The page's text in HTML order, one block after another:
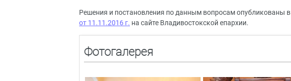
Решения и постановления по данным вопросам опубликованы в
от 11.11.2016 г. на сайте Владивостокской епархии.
Фотогалерея